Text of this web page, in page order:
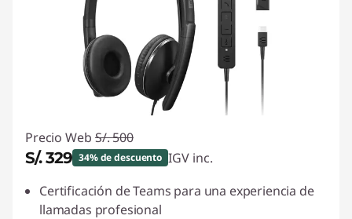
Precio Web S/. 500
S/. 329 34% de descuento IGV inc.
Ahorros instantáneos :-S/. 171
Certificación de Teams para una experiencia de
llamadas profesional